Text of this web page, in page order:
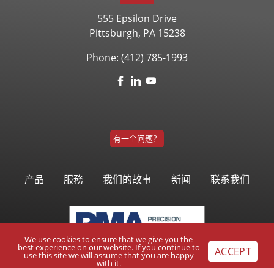
555 Epsilon Drive
Pittsburgh, PA 15238
Phone: (412) 785-1993
有一个问题？
产品 服務 我们的故事 新闻 联系我们
We use cookies to ensure that we give you the
best experience on our website. If you continue to
use this site we will assume that you are happy
with it.
ACCEPT